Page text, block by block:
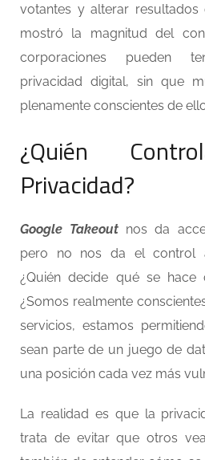
votantes y alterar resultados
mostró la magnitud del
corporaciones pueden
privacidad digital, sin que
plenamente conscientes de
¿Quién
Privacidad?
Google Takeout nos da
pero no nos da el control
¿Quién decide qué se hace
¿Somos realmente
servicios, estamos
sean parte de un juego de
una posición cada vez más
La realidad es que la
trata de evitar que otros